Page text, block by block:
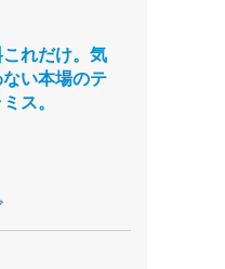
れだけ。気
い本場のテ
ス。